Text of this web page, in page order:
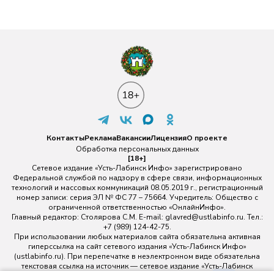
КонтактыРекламаВакансииЛицензияО проекте
Обработка персональных данных
[18+]
Сетевое издание «Усть-Лабинск Инфо» зарегистрировано
Федеральной службой по надзору в сфере связи, информационных
технологий и массовых коммуникаций 08.05.2019 г., регистрационный
номер записи: серия ЭЛ № ФС 77 – 75664. Учредитель: Общество с
ограниченной ответственностью «ОнлайнИнфо».
Главный редактор: Столярова С.М. E-mail: glavred@ustlabinfo.ru. Тел.:
+7 (989) 124-42-75.
При использовании любых материалов сайта обязательна активная
гиперссылка на сайт сетевого издания «Усть-Лабинск Инфо»
(ustlabinfo.ru). При перепечатке в неэлектронном виде обязательна
текстовая ссылка на источник — сетевое издание «Усть-Лабинск